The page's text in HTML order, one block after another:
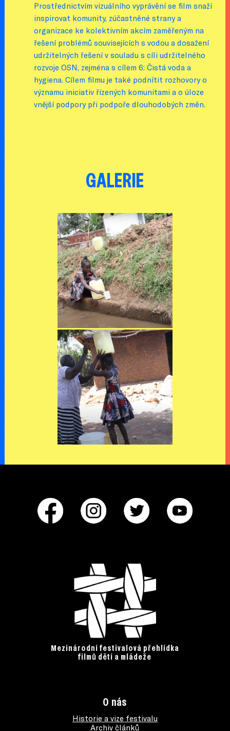
Prostřednictvím vizuálního vyprávění se film snaží
inspirovat komunity, zúčastněné strany a
organizace ke kolektivním akcím zaměřeným na
řešení problémů souvisejících s vodou a dosažení
udržitelných řešení v souladu s cíli udržitelného
rozvoje OSN, zejména s cílem 6: Čistá voda a
hygiena. Cílem filmu je také podnítit rozhovory o
významu iniciativ řízených komunitami a o úloze
vnější podpory při podpoře dlouhodobých změn.
GALERIE
Mezinárodní festivalová přehlídka
filmů dětí a mládeže
O nás
Historie a vize festivalu
Archiv článků